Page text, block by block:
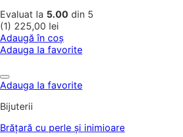
Evaluat la 5.00 din 5
(1) 225,00 lei
Adaugă în coș
Adauga la favorite
Adauga la favorite
Bijuterii
Brățară cu perle și inimioare